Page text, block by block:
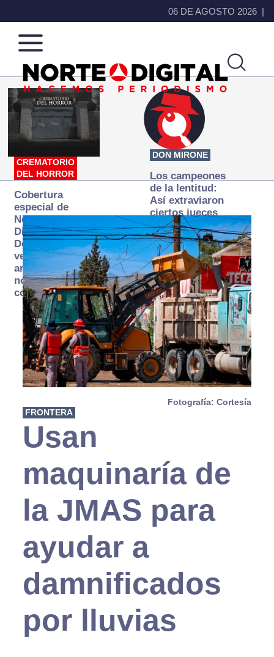
06 DE AGOSTO 2026
Norte
de
Ciudad
Más
que
noticias,
hacemos periodismo
CREMATORIO
DEL HORROR
Cobertura
especial de
Norte
Digital:
Donde la
verdad
arde… pero
no se
consume
DON MIRONE
Los campeones
de la lentitud:
Así extraviaron
ciertos jueces
la justicia
expedita
Fotografía: Cortesía
FRONTERA
Usan
maquinaría de
la JMAS para
ayudar a
damnificados
por lluvias